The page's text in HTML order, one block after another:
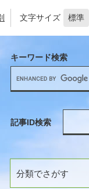
文字サイズ 標準
分類でさがす
キーワード検索
記事ID検索